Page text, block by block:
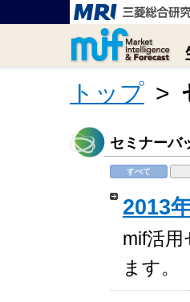
トップ >
セミナーバ
すべて
2013
mif活
ます。